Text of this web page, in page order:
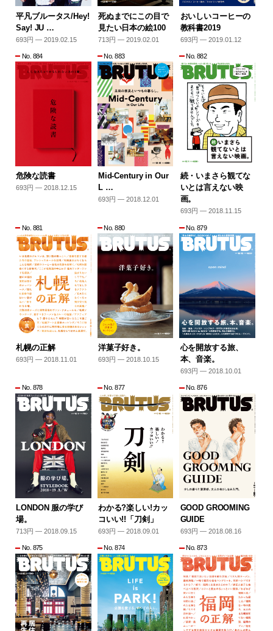
平凡ブルータス/Hey!
Say! JU …
693円 — 2019.02.15
死ぬまでにこの目で
見たい日本の絵100
713円 — 2019.02.01
おいしいコーヒーの
教科書2019
693円 — 2019.01.12
No. 884
危険な読書
693円 — 2018.12.15
No. 883
Mid-Century in Our
L …
693円 — 2018.12.01
No. 882
続・いまさら観てな
いとは言えない映
画。
693円 — 2018.11.15
No. 881
札幌の正解
693円 — 2018.11.01
No. 880
洋菓子好き。
693円 — 2018.10.15
No. 879
心を開放する旅、
本、音楽。
693円 — 2018.10.01
No. 878
LONDON 服の学び
場。
713円 — 2018.09.15
No. 877
わかる?楽しい!カッ
コいい!!「刀剣」
693円 — 2018.09.01
No. 876
GOOD GROOMING
GUIDE
693円 — 2018.08.16
No. 875 No. 874 No. 873